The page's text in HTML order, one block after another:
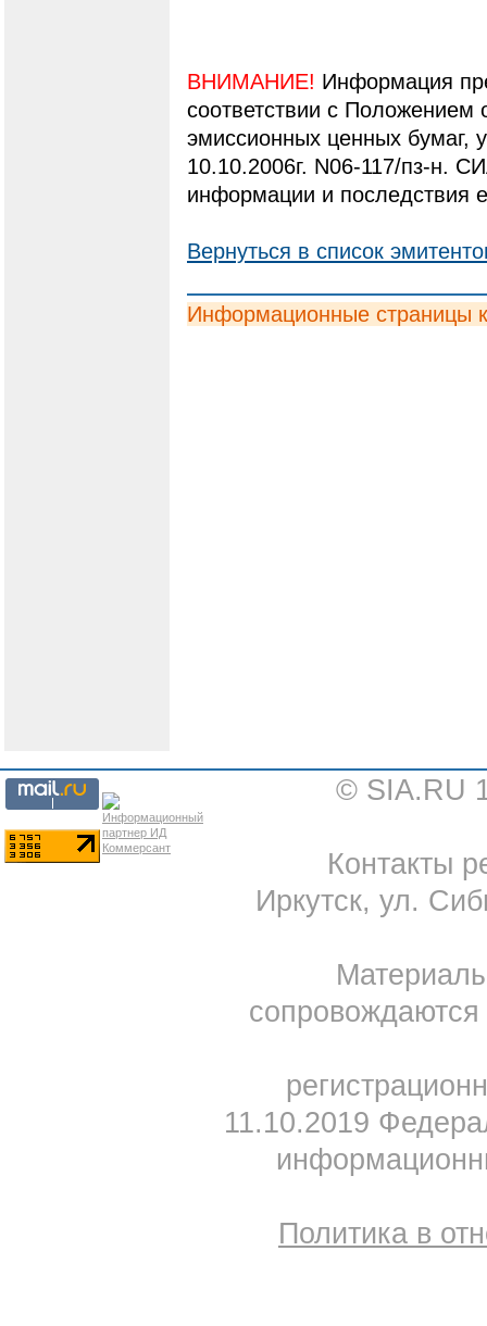
ВНИМАНИЕ! Информация
соответствии с
эмиссионных ценных
10.10.2006г. N06-117/пз-н.
информации и последствия
Вернуться в список
Информационные страницы
© SIA.RU
Контакты
Иркутск, ул.
11.10.2019
Политика в